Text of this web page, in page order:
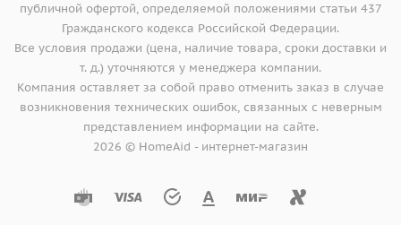
публичной офертой, определяемой положениями статьи 437
Гражданского кодекса Российской Федерации.
Все условия продажи (цена, наличие товара, сроки доставки и
т. д.) уточняются у менеджера компании.
Компания оставляет за собой право отменить заказ в случае
возникновения технических ошибок, связанных с неверным
представлением информации на сайте.
2026 © HomeAid - интернет-магазин